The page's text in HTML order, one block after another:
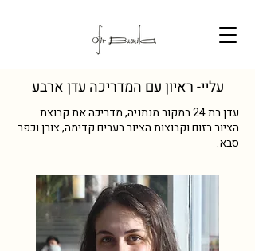
עליי- ראיון עם המדריכה עדן ארבע
עדן בת 24 במקור מנתניה, מדריכה את קבוצת
הציור בזום וקבוצות הציור בערים קדימה, צורן וכפר
סבא.